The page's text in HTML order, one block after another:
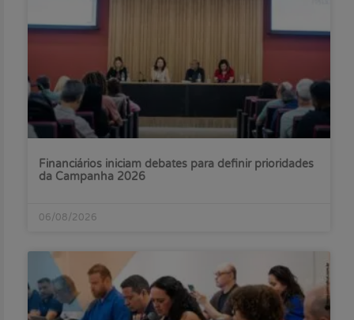
Financiários iniciam debates para definir prioridades
da Campanha 2026
06/08/2026